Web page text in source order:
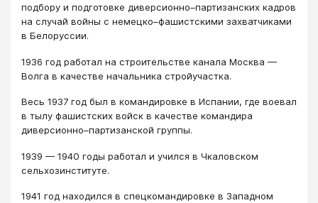
подбору и подготовке диверсионно–партизанских кадров
на случай войны с немецко–фашистскими захватчиками
в Белоруссии.
1936 год работал на строительстве канала Москва —
Волга в качестве начальника стройучастка.
Весь 1937 год был в командировке в Испании, где воевал
в тылу фашистских войск в качестве командира
диверсионно–партизанской группы.
1939 — 1940 годы работал и учился в Чкаловском
сельхозинституте.
1941 год находился в спецкомандировке в Западном